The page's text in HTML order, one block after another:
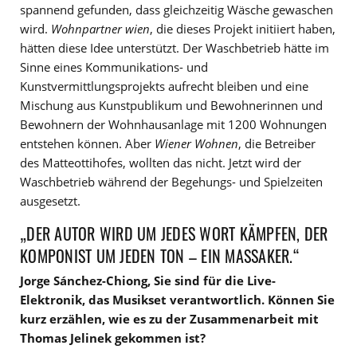
spannend gefunden, dass gleichzeitig Wäsche gewaschen
wird. Wohnpartner wien, die dieses Projekt initiiert haben,
hätten diese Idee unterstützt. Der Waschbetrieb hätte im
Sinne eines Kommunikations- und
Kunstvermittlungsprojekts aufrecht bleiben und eine
Mischung aus Kunstpublikum und Bewohnerinnen und
Bewohnern der Wohnhausanlage mit 1200 Wohnungen
entstehen können. Aber Wiener Wohnen, die Betreiber
des Matteottihofes, wollten das nicht. Jetzt wird der
Waschbetrieb während der Begehungs- und Spielzeiten
ausgesetzt.
„DER AUTOR WIRD UM JEDES WORT KÄMPFEN, DER
KOMPONIST UM JEDEN TON – EIN MASSAKER.“
Jorge Sánchez-Chiong, Sie sind für die Live-
Elektronik, das Musikset verantwortlich. Können Sie
kurz erzählen, wie es zu der Zusammenarbeit mit
Thomas Jelinek gekommen ist?